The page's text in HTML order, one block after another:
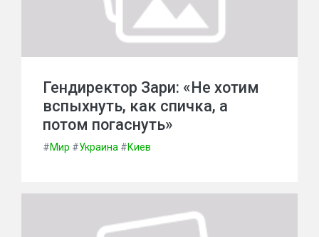
Гендиректор Зари: «Не хотим
вспыхнуть, как спичка, а
потом погаснуть»
#Мир #Украина #Киев